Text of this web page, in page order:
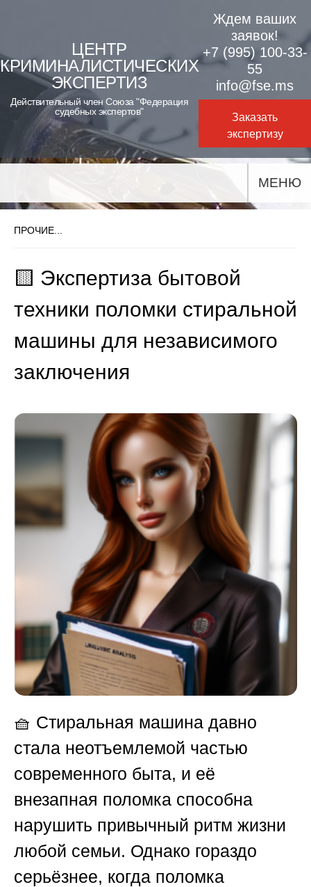
content
ЦЕНТР
КРИМИНАЛИСТИЧЕСКИХ
ЭКСПЕРТИЗ
Действительный член Союза "Федерация
судебных экспертов"
Ждем ваших
заявок!
+7 (995) 100-33-
55
info@fse.ms
Заказать
экспертизу
МЕНЮ
ПРОЧИЕ...
🟨 Экспертиза бытовой
техники поломки стиральной
машины для независимого
заключения
🧺 Стиральная машина давно
стала неотъемлемой частью
современного быта, и её
внезапная поломка способна
нарушить привычный ритм жизни
любой семьи. Однако гораздо
серьёзнее, когда поломка